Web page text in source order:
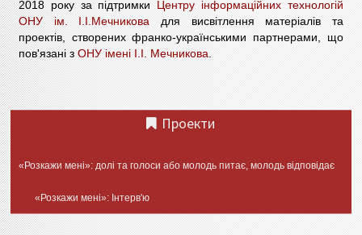
2018 року за підтримки Центру інформаційних технологій
ОНУ ім. І.І.Мечникова для висвітлення матеріалів та
проектів, створених франко-українськими партнерами, що
пов'язані зОНУ імені І.І. Мечникова
Проекти
«Розкажи мені»: долі та голоси або молодь питає, молодь відповідає
«Розкажи мені»: Інтерв'ю